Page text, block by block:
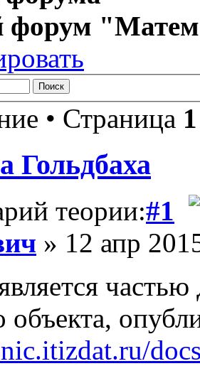
форум
• Страница 1
Гольдбаха
теории:#1
» 12 апр
объекта,